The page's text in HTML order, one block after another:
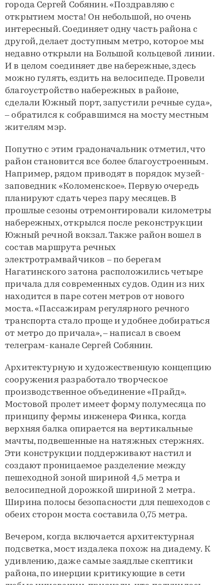
города Сергей Собянин. «Поздравляю с
открытием моста! Он небольшой, но очень
интересный. Соединяет одну часть района с
другой, делает доступным метро, которое мы
недавно открыли на Большой кольцевой линии.
И в целом соединяет две набережные, здесь
можно гулять, ездить на велосипеде. Провели
благоустройство набережных в районе,
сделали Южный порт, запустили речные суда»,
– обратился к собравшимся на мосту местным
жителям мэр.
Попутно с этим градоначальник отметил, что
район становится все более благоустроенным.
Например, рядом приводят в порядок музей-
заповедник «Коломенское». Первую очередь
планируют сдать через пару месяцев. В
прошлые сезоны отремонтировали километры
набережных, открылся после реконструкции
Южный речной вокзал. Также район вошел в
состав маршрута речных
электротрамвайчиков – по берегам
Нагатинского затона расположились четыре
причала для современных судов. Один из них
находится в паре сотен метров от нового
моста. «Пассажирам регулярного речного
транспорта стало проще и удобнее добираться
от метро до причала», – написал в своем
телеграм-канале Сергей Собянин.
Архитектурную и художественную концепцию
сооружения разработало творческое
производственное объединение «Прайд».
Мостовой пролет имеет форму полумесяца по
принципу фермы инженера Финка, когда
верхняя балка опирается на вертикальные
мачты, подвешенные на натяжных стержнях.
Эти конструкции поддерживают настил и
создают проницаемое разделение между
пешеходной зоной шириной 4,5 метра и
велосипедной дорожкой шириной 2 метра.
Ширина полосы безопасности для пешеходов с
обеих сторон моста составила 0,75 метра.
Вечером, когда включается архитектурная
подсветка, мост издалека похож на диадему. К
удивлению, даже самые заядлые скептики
района, по инерции критикующие в сети